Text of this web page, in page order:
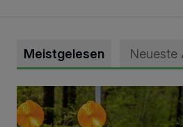
Meistgelesen Neueste
Vollsperrung der Talstraße in